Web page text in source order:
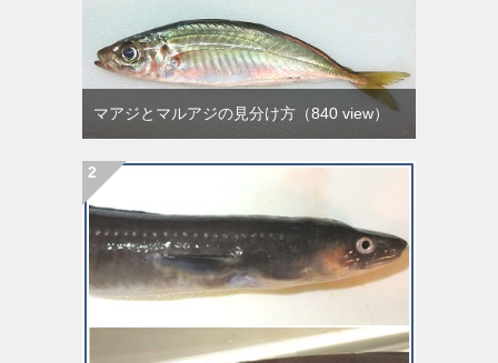
マアジとマルアジの見分け方 （840 view）